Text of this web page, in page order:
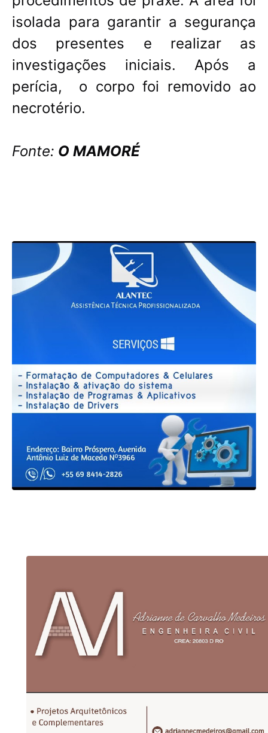
isolada para garantir a segurança
dos presentes e realizar as
investigações iniciais. Após a
perícia, o corpo foi removido ao
necrotério.
Fonte: O MAMORÉ